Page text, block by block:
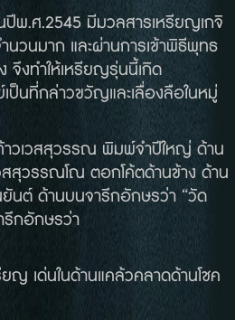
ปีพ.ศ.2545 มีมวลสารเหรียญเกจิ
นวนมาก และผ่านการเข้าพิธีพุทธ
จึงทำให้เหรียญรุ่นนี้เกิด
ป็นที่กล่าวขวัญและเลื่องลือในหมู่
เวสสุวรรณ พิมพ์จำปีใหญ่ ด้าน
สสุวรรณโณ ตอกโค้ตด้านข้าง ด้าน
นต์ ด้านบนจารึกอักษรว่า “วัด
กอักษรว่า
ด่นในด้านแคล้วคลาดด้านโชค